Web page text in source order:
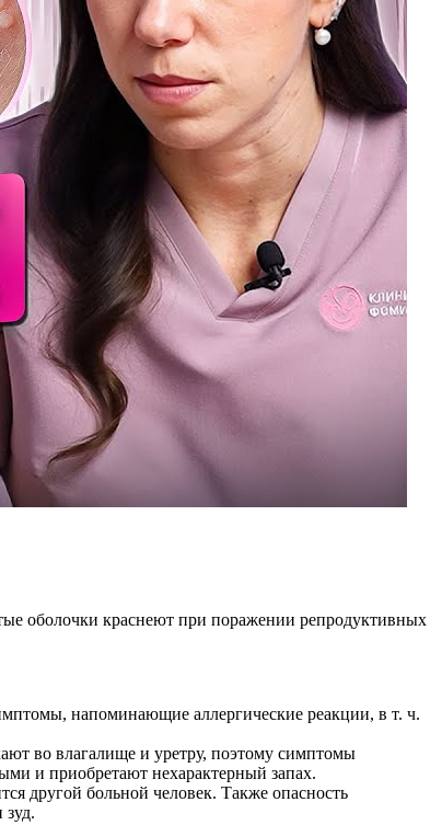
оболочки краснеют при поражении репродуктивных
напоминающие аллергические реакции, в т. ч.
во влагалище и уретру, поэтому симптомы
и приобретают нехарактерный запах.
другой больной человек. Также опасность